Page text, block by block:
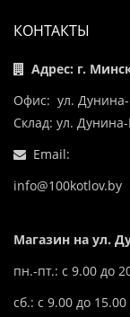
КОНТАКТЫ
Адрес: г.
Офис: ул.
Склад: ул.
Email:
info@100kotlov.by
Магазин на ул.
пн.-пт.: с 9.00 до
сб.: с 9.00 до 15.00